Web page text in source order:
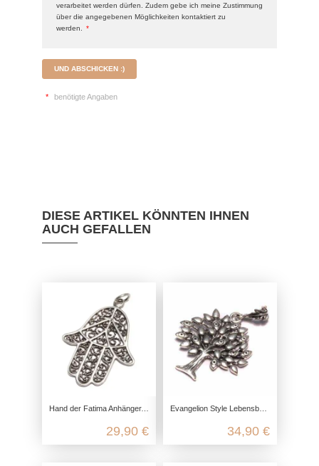
verarbeitet werden dürfen. Zudem gebe ich meine Zustimmung
über die angegebenen Möglichkeiten kontaktiert zu
werden.
*
UND ABSCHICKEN :)
* benötigte Angaben
DIESE ARTIKEL KÖNNTEN IHNEN
AUCH GEFALLEN
Hand der Fatima Anhänger, 925 Sterling Silber, Hamsa Talisman, Silberanhänger filigran, Schutz Symbol Reiki Heilung, Boho
29,90 €
Evangelion Style Lebensbaum Anhänger 925 Silber, Baum des Lebens Anhänger, Yggdrasil Anhänger Kette, keltischer Schmuck
34,90 €